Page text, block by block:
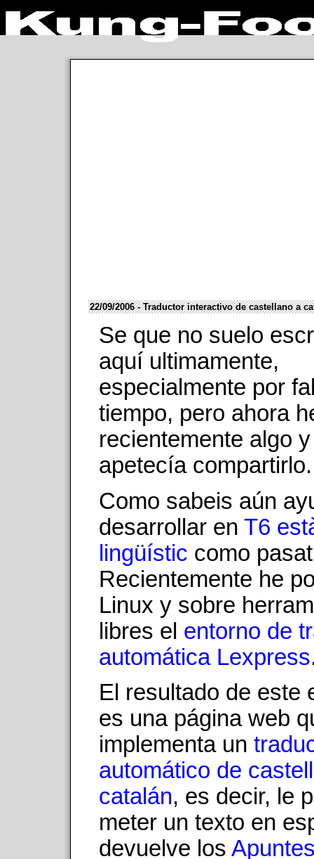
22/09/2006 - Traductor interactivo de castellano a
Se que no suelo
aquí ultimamente,
especialmente por
tiempo, pero ahora
recientemente algo
apetecía
Como sabeis aún
desarrollar en T6
lingüístic como
Recientemente he
Linux y sobre
libres el entorno de
automática Lexpress
El resultado de este
es una página web
implementa un
automático de
catalán, es decir, le
meter un texto en
devuelve los